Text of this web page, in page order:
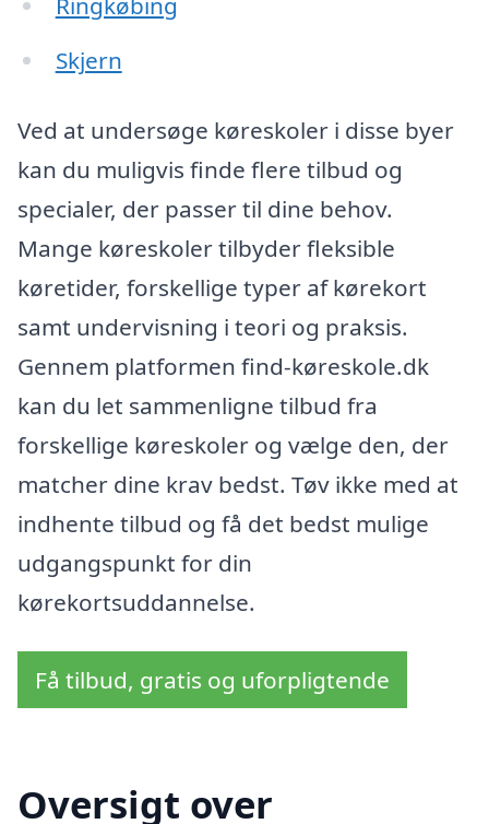
Skjern
Ved at undersøge køreskoler i disse byer
kan du muligvis finde flere tilbud og
specialer, der passer til dine behov.
Mange køreskoler tilbyder fleksible
køretider, forskellige typer af kørekort
samt undervisning i teori og praksis.
Gennem platformen find-køreskole.dk
kan du let sammenligne tilbud fra
forskellige køreskoler og vælge den, der
matcher dine krav bedst. Tøv ikke med at
indhente tilbud og få det bedst mulige
udgangspunkt for din
kørekortsuddannelse.
Få tilbud, gratis og uforpligtende
Oversigt over